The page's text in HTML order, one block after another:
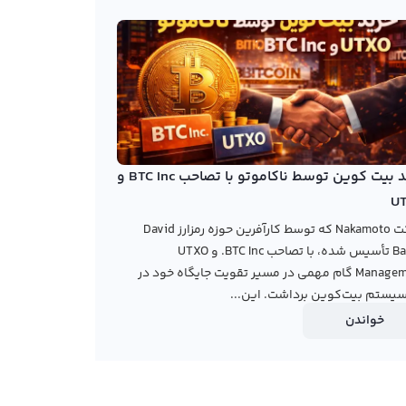
خرید بیت کوین توسط ناکاموتو با تصاحب BTC Inc و
شرکت Nakamoto که توسط کارآفرین حوزه رمزارز David
Bailey تأسیس شده، با تصاحب BTC Inc. و UTXO
Management گام مهمی در مسیر تقویت جایگاه خود در
بیت‌کوین برداشت. این...
خواندن